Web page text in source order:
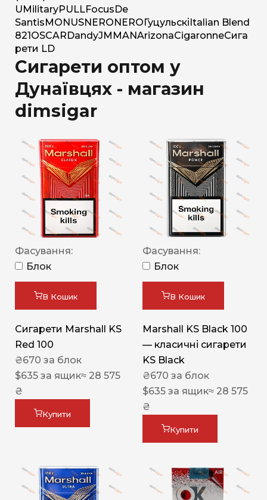
U MilitaryPULLFocus De
Santis MONUSNERO NERO Гуцульскі Italian Blend
821 OSCAR DandyJM MANArizonaCigaronneСига
рети LD
Сигарети оптом у
Дунаївцях - магазин
dimsigar
Фасування:
Блок
В Кошик
Сигарети Marshall KS
Red 100
₴670 за блок
$635 за ящик≈ 28 575
₴
Купити
Фасування:
Блок
В Кошик
Marshall KS Black 100
— класичні сигарети
KS Black
₴670 за блок
$635 за ящик≈ 28 575
₴
Купити